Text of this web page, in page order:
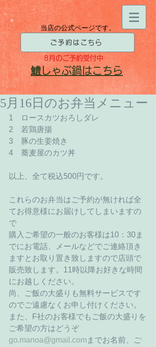
当店の公式ページです。
ご予約はこちら
8月のご予約受付中
​鱧しゃぶ鍋はこちら
5月16日のお弁当メニュー
1　ロースカツおろしダレ
2　若鶏唐揚
3　豚の生姜焼き
4　蕎麦屋のカツ丼
以上、全て税込500円です。
これらのお弁当はご予約が無ければ全
てお得意様にお届けしてしまいますの
で
購入ご希望の一般のお客様は10：30ま
でにお電話、メールなどでご連絡頂き
ますとお取り置き致しますので店頭で
販売致します。11時以降お好きな時間
にお越しください。
尚、ご飯の大盛りも無料サービスです
のでご遠慮なくお申し付けください。
また、F社のお客様でもご飯の大盛りを
ご希望の方はどうぞ
go.manoa@gmail.com までお名前、ご